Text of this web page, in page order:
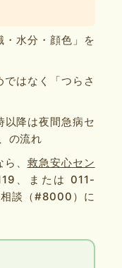
水分・顔色」を
はなく「つらさ
以降は夜間急病セ
の流れ
、 救急安心セン
、または 011-
談（#8000）に